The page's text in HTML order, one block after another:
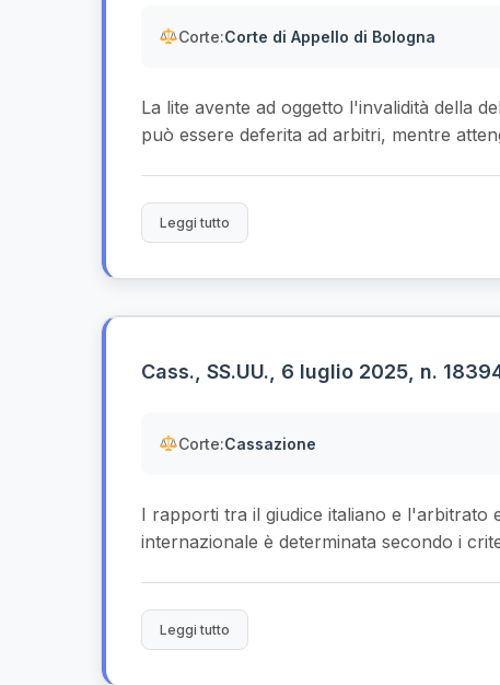
Corte:Corte di Appello di Bologna
La lite avente ad oggetto l'invalidità della
può essere deferita ad arbitri, mentre
Leggi tutto
Cass., SS.UU., 6 luglio 2025, n.
Corte:Cassazione
I rapporti tra il giudice italiano e l'arbitrato
internazionale è determinata secondo i
Leggi tutto